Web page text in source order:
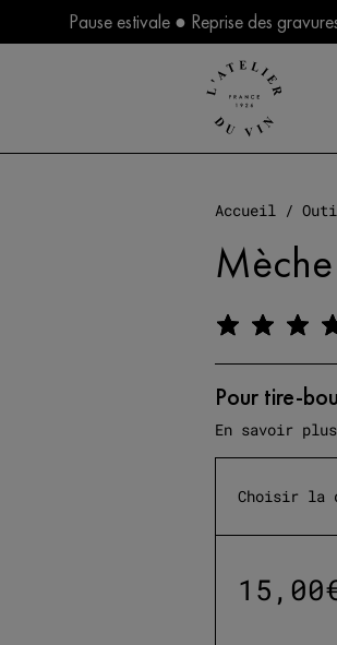
Pause estivale ● Reprise des
Accueil /
Pour tire-
En savoir plus
Choisir la
15,00